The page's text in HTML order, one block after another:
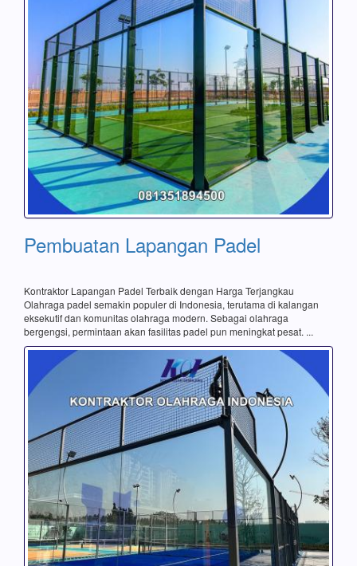
Pembuatan Lapangan Padel
Kontraktor Lapangan Padel Terbaik dengan Harga Terjangkau
Olahraga padel semakin populer di Indonesia, terutama di kalangan
eksekutif dan komunitas olahraga modern. Sebagai olahraga
bergengsi, permintaan akan fasilitas padel pun meningkat pesat. ...